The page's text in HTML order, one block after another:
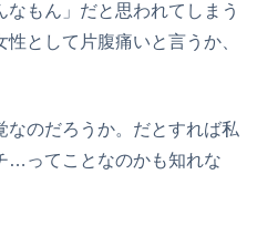
なもん」だと思われてしまう
として片腹痛いと言うか、
なのだろうか。だとすれば私
…ってことなのかも知れな